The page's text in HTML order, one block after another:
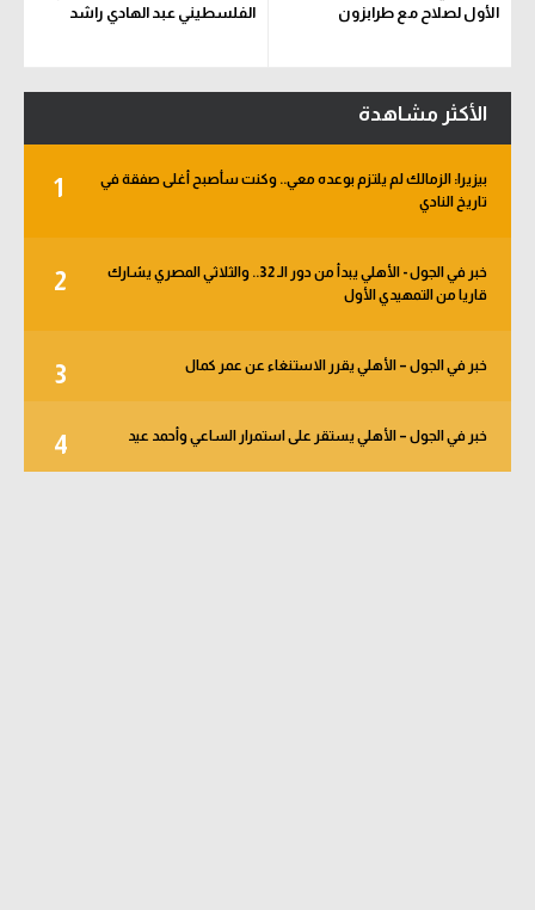
الأول لصلاح مع طرابزون
الفلسطيني عبد الهادي راشد
الأكثر مشاهدة
1
بيزيرا: الزمالك لم يلتزم بوعده معي.. وكنت سأصبح أغلى صفقة في
تاريخ النادي
2
خبر في الجول - الأهلي يبدأ من دور الـ 32.. والثلاثي المصري يشارك
قاريا من التمهيدي الأول
3 خبر في الجول – الأهلي يقرر الاستنغاء عن عمر كمال
4 خبر في الجول – الأهلي يستقر على استمرار الساعي وأحمد عيد